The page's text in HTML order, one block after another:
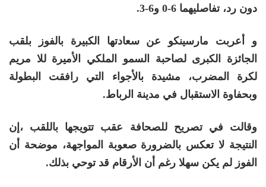
دون رد، تفاصليهما 6-0 و6-3.
و أعربت مارسينكو عن سعادتها الكبيرة بالفوز بلقب
الجائزة الكبرى لصاحبة السمو الملكي الأميرة للا مريم
لكرة المضرب، مشيدة بالأجواء التي رافقت البطولة
وبحفاوة الاستقبال في مدينة الرباط.
وقالت في تصريح للصحافة عقب تتويجها باللقب ،إن
النتيجة لا تعكس بالضرورة صعوبة المواجهة، موضحة أن
الفوز لم يكن سهلا رغم أن الأرقام قد توحي بذلك.